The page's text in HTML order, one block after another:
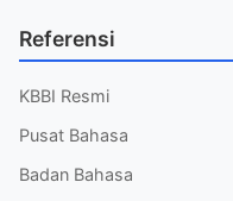
Referensi
KBBI Resmi
Pusat Bahasa
Badan Bahasa